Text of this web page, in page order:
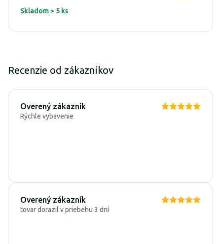
Skladom > 5 ks
Recenzie od zákazníkov
Overený zákazník
Rýchle vybavenie
Overený zákazník
tovar dorazil v priebehu 3 dní